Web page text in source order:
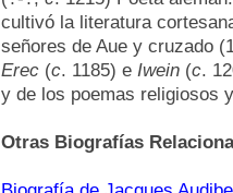
cultivó la literatura
señores de Aue y cruzado
Erec (c. 1185) e Iwein (c.
y de los poemas religiosos
Otras Biografías